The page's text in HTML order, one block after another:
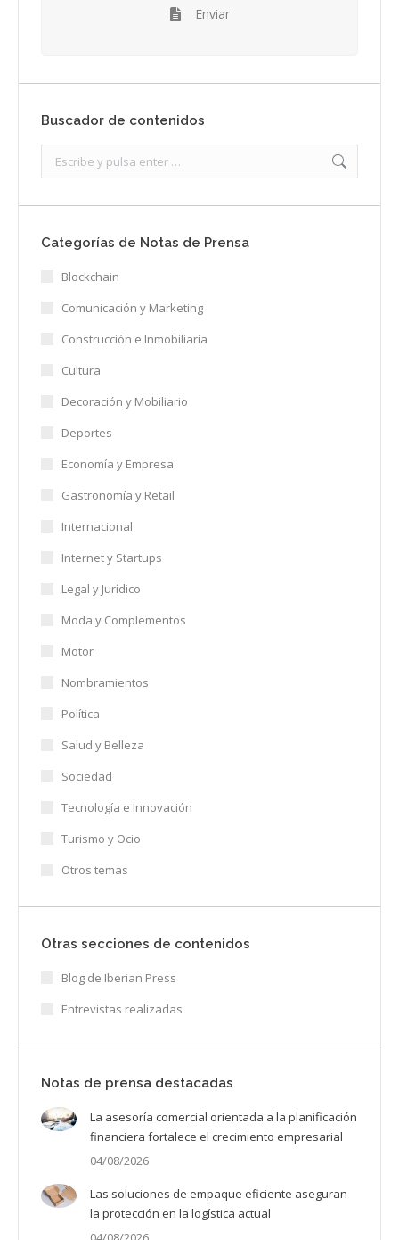
Enviar
Buscador de contenidos
Categorías de Notas de Prensa
Blockchain
Comunicación y Marketing
Construcción e Inmobiliaria
Cultura
Decoración y Mobiliario
Deportes
Economía y Empresa
Gastronomía y Retail
Internacional
Internet y Startups
Legal y Jurídico
Moda y Complementos
Motor
Nombramientos
Política
Salud y Belleza
Sociedad
Tecnología e Innovación
Turismo y Ocio
Otros temas
Otras secciones de contenidos
Blog de Iberian Press
Entrevistas realizadas
Notas de prensa destacadas
La asesoría comercial orientada a la planificación
financiera fortalece el crecimiento empresarial
04/08/2026
Las soluciones de empaque eficiente aseguran
la protección en la logística actual